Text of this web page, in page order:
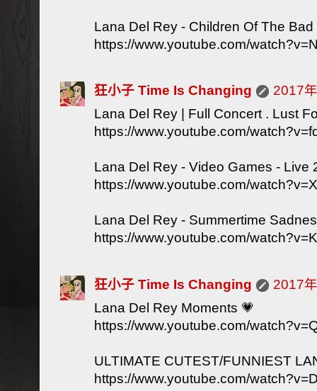
Lana Del Rey - Children Of The
https://www.youtube.com/
狂小子 Time Is Changing
2017
Lana Del Rey | Full Concert . Lust
https://www.youtube.com/
Lana Del Rey - Video Games - Live
https://www.youtube.com/
Lana Del Rey - Summertime
https://www.youtube.com/
狂小子 Time Is Changing
2017
Lana Del Rey Moments 💗
https://www.youtube.com/
ULTIMATE CUTEST/FUNNIEST
https://www.youtube.com/